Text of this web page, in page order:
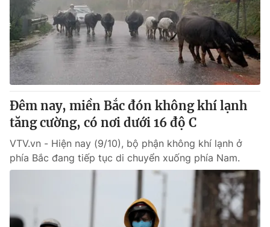
Đêm nay, miền Bắc đón không khí lạnh
tăng cường, có nơi dưới 16 độ C
VTV.vn - Hiện nay (9/10), bộ phận không khí lạnh ở
phía Bắc đang tiếp tục di chuyển xuống phía Nam.